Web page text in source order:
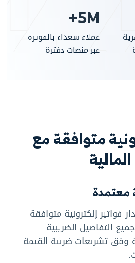
5M+
عملاء سعداء بالفوترة
عبر منصات دفترة
متوافقة مع
معتمدة
فواتير إلكترونية متوافقة
التفاصيل الضريبية
وفق تشريعات ضريبة القيمة